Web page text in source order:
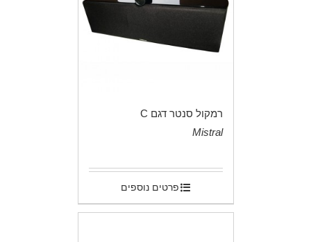
רמקול סנטר דגם C
Mistral
פרטים נוספים